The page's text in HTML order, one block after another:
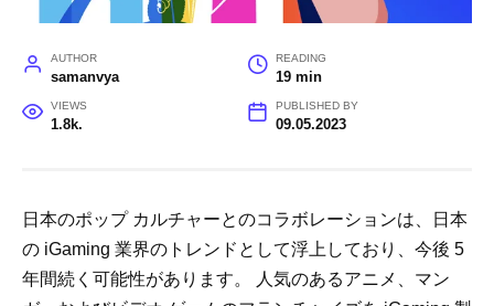
AUTHOR
samanvya
READING
19 min
VIEWS
1.8k.
PUBLISHED BY
09.05.2023
日本のポップ カルチャーとのコラボレーションは、日本
の iGaming 業界のトレンドとして浮上しており、今後 5
年間続く可能性があります。 人気のあるアニメ、マン